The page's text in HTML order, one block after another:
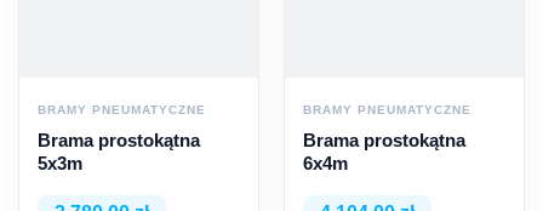
BRAMY PNEUMATYCZNE
Brama prostokątna
5x3m
BRAMY PNEUMATYCZNE
Brama prostokątna
6x4m